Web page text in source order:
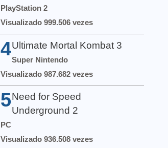
PlayStation 2
Visualizado 999.506 vezes
4 Ultimate Mortal Kombat 3
Super Nintendo
Visualizado 987.682 vezes
5 Need for Speed
Underground 2
PC
Visualizado 936.508 vezes